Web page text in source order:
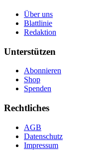
Über uns
Blattlinie
Redaktion
Unterstützen
Abonnieren
Shop
Spenden
Rechtliches
AGB
Datenschutz
Impressum